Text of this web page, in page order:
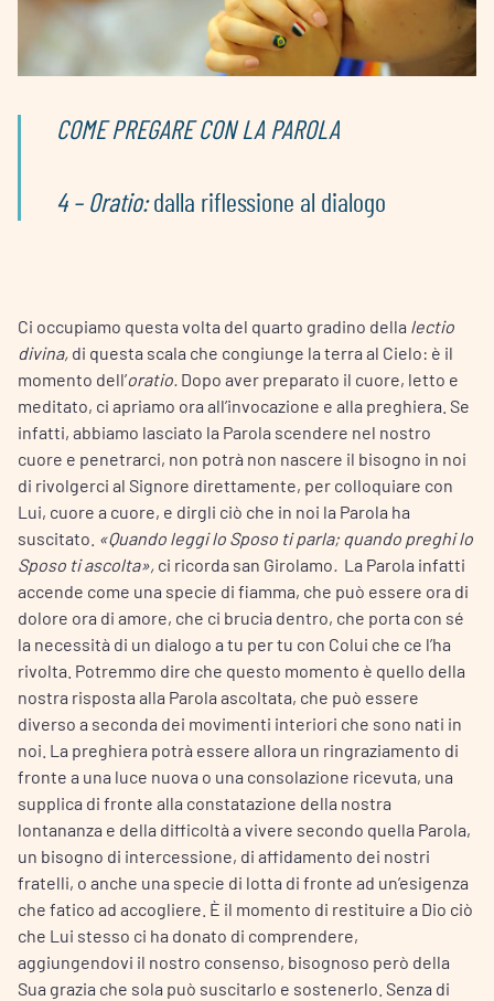
COME PREGARE CON LA PAROLA
4 – Oratio:dalla riflessione al dialogo
Ci occupiamo questa volta del quarto gradino della lectio
divina, di questa scala che congiunge la terra al Cielo: è il
momento dell’oratio. Dopo aver preparato il cuore, letto e
meditato, ci apriamo ora all’invocazione e alla preghiera. Se
infatti, abbiamo lasciato la Parola scendere nel nostro
cuore e penetrarci, non potrà non nascere il bisogno in noi
di rivolgerci al Signore direttamente, per colloquiare con
Lui, cuore a cuore, e dirgli ciò che in noi la Parola ha
suscitato. «Quando leggi lo Sposo ti parla; quando preghi lo
Sposo ti ascolta», ci ricorda san Girolamo
La Parola infatti
accende come una specie di fiamma, che può essere ora di
dolore ora di amore, che ci brucia dentro, che porta con sé
la necessità di un dialogo a tu per tu con Colui che ce l’ha
rivolta. Potremmo dire che questo momento è quello della
nostra risposta alla Parola ascoltata, che può essere
diverso a seconda dei movimenti interiori che sono nati in
noi. La preghiera potrà essere allora un ringraziamento di
fronte a una luce nuova o una consolazione ricevuta, una
supplica di fronte alla constatazione della nostra
lontananza e della difficoltà a vivere secondo quella Parola,
un bisogno di intercessione, di affidamento dei nostri
fratelli, o anche una specie di lotta di fronte ad un’esigenza
che fatico ad accogliere. È il momento di restituire a Dio ciò
che Lui stesso ci ha donato di comprendere,
aggiungendovi il nostro consenso, bisognoso però della
Sua grazia che sola può suscitarlo e sostenerlo. Senza di